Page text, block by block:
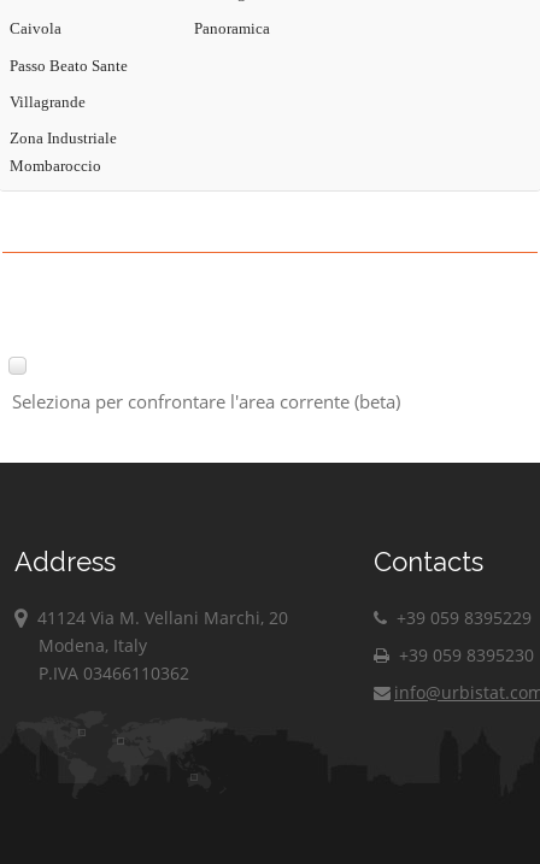
Caivola
Panoramica
Passo Beato Sante
Villagrande
Zona Industriale
Mombaroccio
Seleziona per confrontare l'area corrente (beta)
Address
41124 Via M. Vellani Marchi, 20
Modena, Italy
P.IVA 03466110362
Contacts
+39 059 8395229
+39 059 8395230